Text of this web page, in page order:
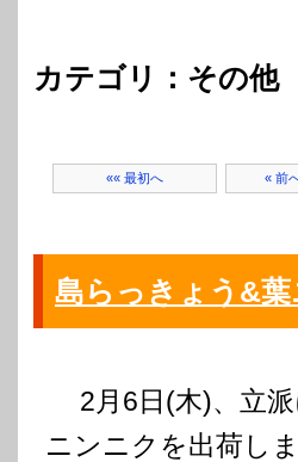
カテゴリ：その他
«« 最初へ « 前
島らっきょう&
2月6日(木)、立派
ニンニクを出荷し